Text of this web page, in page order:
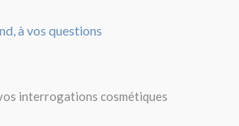
interrogations cosmétiques